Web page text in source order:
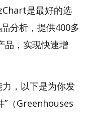
是最好的选
分析，提供400多
品，实现快速增
，以下是为你发
”（Greenhouses